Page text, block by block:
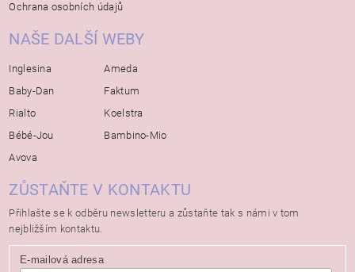
Ochrana osobních údajů
NAŠE DALŠÍ WEBY
Inglesina
Baby-Dan
Rialto
Bébé-Jou
Avova
Ameda
Faktum
Koelstra
Bambino-Mio
ZŮSTAŇTE V KONTAKTU
Přihlašte se k odběru newsletteru a zůstaňte tak s námi v tom
nejbližším kontaktu.
E-mailová adresa